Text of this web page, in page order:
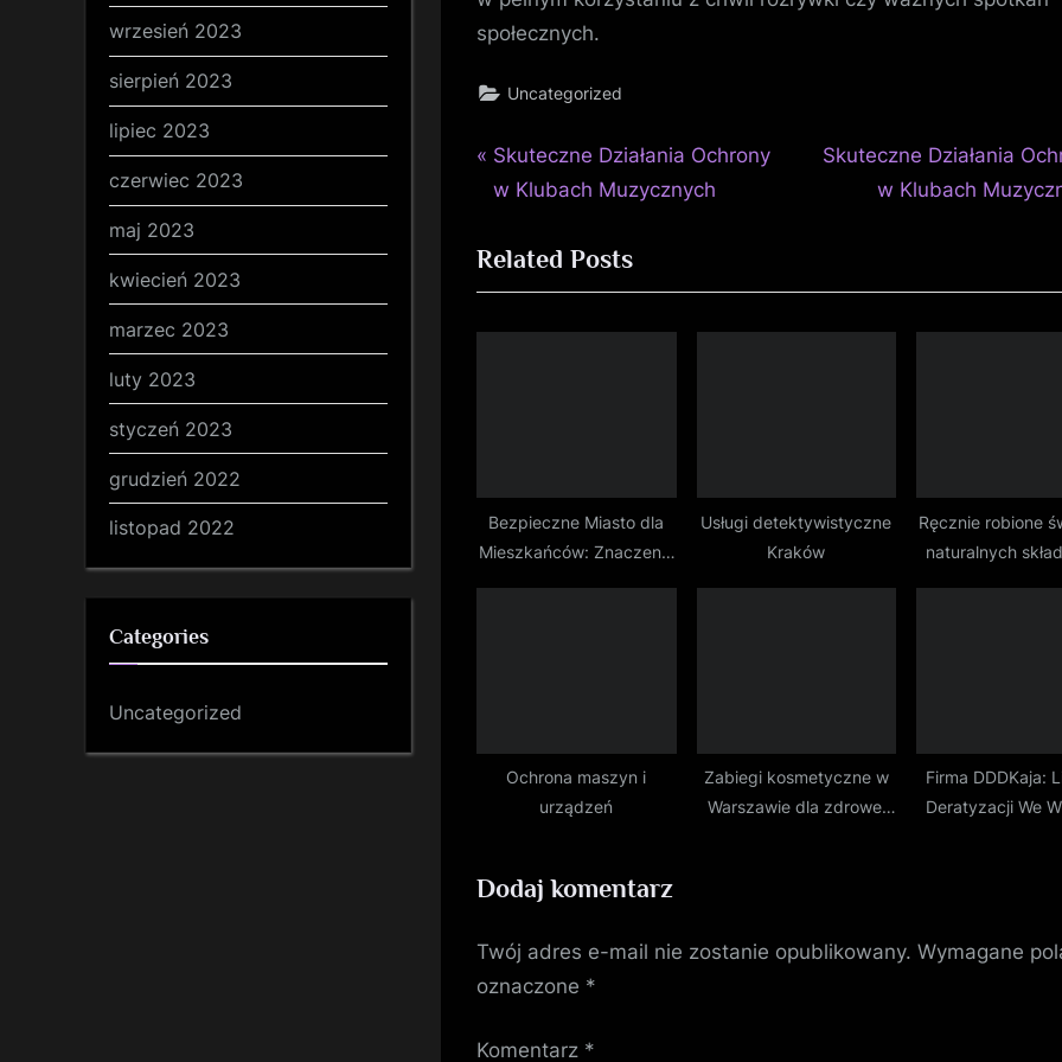
społecznych.
Uncategorized
Nawigacja
P
r
v
i
s
t
:
Skuteczne Działania Ochrony
w Klubach Muzycznych
N
P
Skuteczne Działania
w Klubach
Related Posts
Bezpieczne Miasto dla
Mieszkańców: Znaczenie
Usługi detektywistyczne
Kraków
Ręcznie robione
naturalnych
Ochrona maszyn i
urządzeń
Zabiegi kosmetyczne w
Warszawie dla zdrowej
Firma DDDKaja:
Deratyzacji We
Dodaj komentarz
Twój adres e-mail nie zostanie opublikowany. Wymagane
oznaczone *
Komentarz *
wrzesień 2023
sierpień 2023
lipiec 2023
czerwiec 2023
maj 2023
kwiecień 2023
marzec 2023
luty 2023
styczeń 2023
grudzień 2022
listopad 2022
Categories
Uncategorized